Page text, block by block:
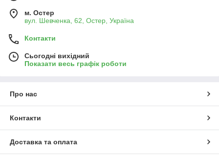
м. Остер
вул. Шевченка, 62, Остер, Україна
Контакти
Сьогодні вихідний
Показати весь графік роботи
Про нас
Контакти
Доставка та оплата